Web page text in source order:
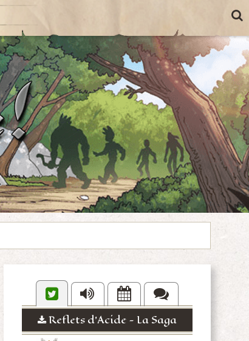
Reflets d'Acide - La Saga